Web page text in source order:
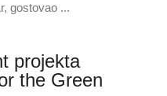
gostovao ...
projekta
the Green